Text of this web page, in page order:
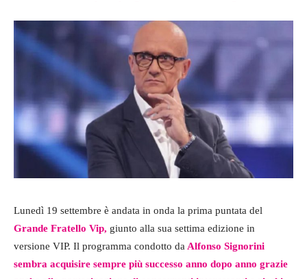
Lunedì 19 settembre è andata in onda la prima puntata del
Grande Fratello Vip, giunto alla sua settima edizione in
versione VIP. Il programma condotto da Alfonso Signorini
sembra acquisire sempre più successo anno dopo anno grazie